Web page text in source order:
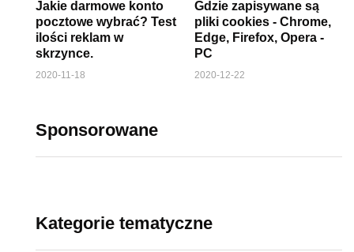
Jakie darmowe konto
pocztowe wybrać? Test
ilości reklam w
skrzynce.
2020-11-18
Gdzie zapisywane są
pliki cookies - Chrome,
Edge, Firefox, Opera -
PC
2020-12-22
Sponsorowane
Kategorie tematyczne